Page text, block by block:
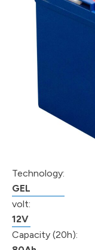
Technology:
GEL
volt:
12V
Capacity (20h):